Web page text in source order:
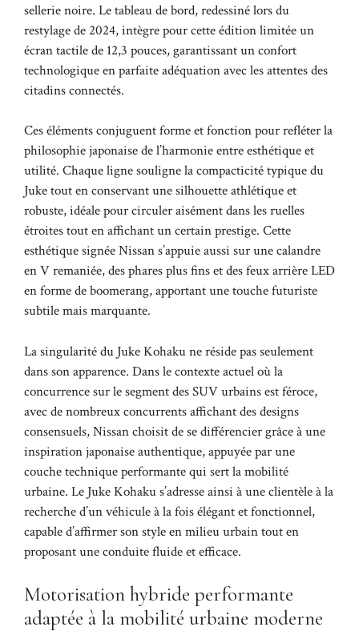
sellerie noire. Le tableau de bord, redessiné lors du
restylage de 2024, intègre pour cette édition limitée un
écran tactile de 12,3 pouces, garantissant un confort
technologique en parfaite adéquation avec les attentes des
citadins connectés.
Ces éléments conjuguent forme et fonction pour refléter la
philosophie japonaise de l’harmonie entre esthétique et
utilité. Chaque ligne souligne la compacticité typique du
Juke tout en conservant une silhouette athlétique et
robuste, idéale pour circuler aisément dans les ruelles
étroites tout en affichant un certain prestige. Cette
esthétique signée Nissan s’appuie aussi sur une calandre
en V remaniée, des phares plus fins et des feux arrière LED
en forme de boomerang, apportant une touche futuriste
subtile mais marquante.
La singularité du Juke Kohaku ne réside pas seulement
dans son apparence. Dans le contexte actuel où la
concurrence sur le segment des SUV urbains est féroce,
avec de nombreux concurrents affichant des designs
consensuels, Nissan choisit de se différencier grâce à une
inspiration japonaise authentique, appuyée par une
couche technique performante qui sert la mobilité
urbaine. Le Juke Kohaku s’adresse ainsi à une clientèle à la
recherche d’un véhicule à la fois élégant et fonctionnel,
capable d’affirmer son style en milieu urbain tout en
proposant une conduite fluide et efficace.
Motorisation hybride performante
adaptée à la mobilité urbaine moderne